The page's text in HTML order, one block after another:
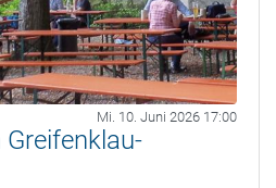
Mi. 10. Juni 2026 17:00